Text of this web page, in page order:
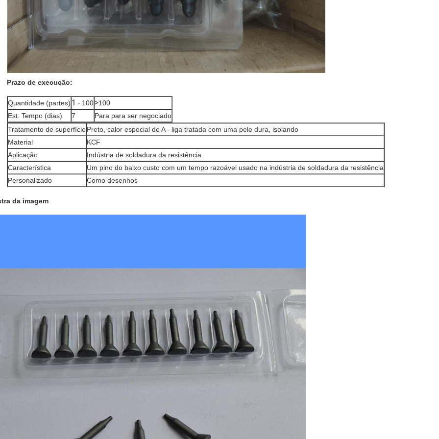
Prazo de execução:
Quantidade (partes) 1 - 100>100
Est. Tempo (dias)
7
Para para ser negociado
Tratamento de superfíciePreto, calor especial de A - liga tratada com uma pele dura, isolando
Material
KCF
Aplicação
Indústria de soldadura da resistência
Característica
Um pino do baixo custo com um tempo razoável usado na indústria de soldadura da resistência
Personalizado
Como desenhos
da imagem